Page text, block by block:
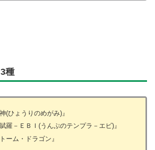
種
(ひょうりのめがみ)』
羅－ＥＢＩ(うんぷのテンプラ－エビ)』
ーム・ドラゴン』